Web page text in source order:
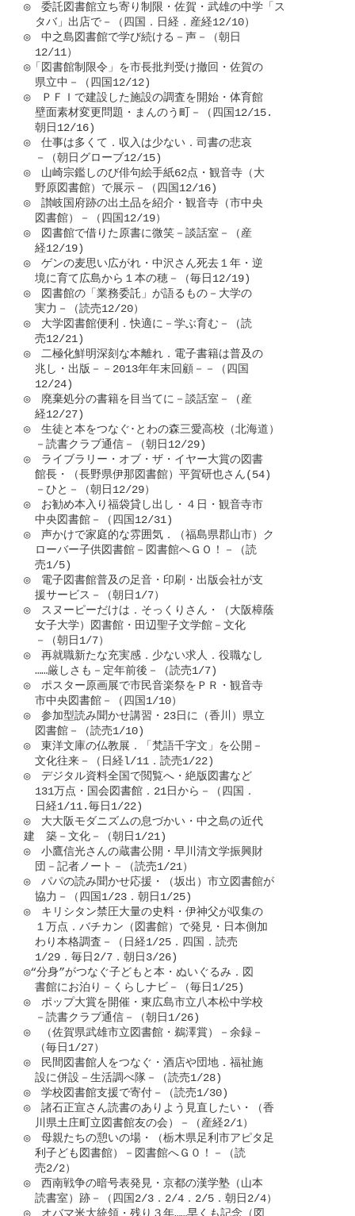
◎　委託図書館立ち寄り制限・佐賀・武雄の中学「ス
タバ」出店で－（四国．日経．産経12/10）
◎　中之島図書館で学び続ける－声－（朝日
12/11）
◎「図書館制限令」を市長批判受け撤回・佐賀の
県立中－（四国12/12)
◎　ＰＦＩで建設した施設の調査を開始・体育館
壁面素材変更問題・まんのう町－（四国12/15.
朝日12/16)
◎　仕事は多くて．収入は少ない．司書の悲哀
－（朝日グローブ12/15)
◎　山崎宗鑑しのび俳句絵手紙62点・観音寺（大
野原図書館）で展示－（四国12/16)
◎　讃岐国府跡の出土品を紹介・観音寺（市中央
図書館）－（四国12/19）
◎　図書館で借りた原書に微笑－談話室－（産
経12/19)
◎　ゲンの麦思い広がれ・中沢さん死去１年・逆
境に育て広島から１本の穂－（毎日12/19)
◎　図書館の「業務委託」が語るもの－大学の
実力－（読売12/20）
◎　大学図書館便利．快適に－学ぶ育む－（読
売12/21)
◎　二極化鮮明深刻な本離れ．電子書籍は普及の
兆し・出版－－2013年年末回顧－－（四国
12/24)
◎　廃棄処分の書籍を目当てに－談話室－（産
経12/27)
◎　生徒と本をつなぐ･とわの森三愛高校（北海道）
－読書クラブ通信－（朝日12/29)
◎　ライブラリー・オブ・ザ・イヤー大賞の図書
館長・（長野県伊那図書館）平賀研也さん(54)
－ひと－（朝日12/29）
◎　お勧め本入り福袋貸し出し・４日・観音寺市
中央図書館－（四国12/31)
◎　声かけで家庭的な雰囲気．（福島県郡山市）ク
ローバー子供図書館－図書館へＧＯ！－（読
売1/5)
◎　電子図書館普及の足音・印刷・出版会社が支
援サービス－（朝日1/7）
◎　スヌーピーだけは．そっくりさん・（大阪樟蔭
女子大学）図書館・田辺聖子文学館－文化
－（朝日1/7）
◎　再就職新たな充実感．少ない求人．役職なし
……厳しさも－定年前後－（読売1/7)
◎　ポスター原画展で市民音楽祭をＰＲ・観音寺
市中央図書館－（四国1/10）
◎　参加型読み聞かせ講習・23日に（香川）県立
図書館－（読売1/10)
◎　東洋文庫の仏教展．「梵語千字文」を公開－
文化往来－（日経l/11．読売1/22)
◎　デジタル資料全国で閲覧へ・絶版図書など
131万点・国会図書館．21日から－（四国．
日経1/11.毎日1/22)
◎　大大阪モダニズムの息づかい・中之島の近代
建　築－文化－（朝日1/21)
◎　小鷹信光さんの蔵書公開・早川清文学振興財
団－記者ノート－（読売1/21）
◎　パパの読み聞かせ応援・（坂出）市立図書館が
協力－（四国1/23．朝日1/25)
◎　キリシタン禁圧大量の史料・伊神父が収集の
１万点．バチカン（図書館）で発見・日本側加
わり本格調査－（日経1/25．四国．読売
1/29．毎日2/7．朝日3/26)
◎“分身”がつなぐ子どもと本・ぬいぐるみ．図
書館にお泊り－くらしナビ－（毎日1/25)
◎　ポップ大賞を開催・東広島市立八本松中学校
－読書クラブ通信－（朝日1/26)
◎　（佐賀県武雄市立図書館・鵜澤賞）－余録－
（毎日1/27）
◎　民間図書館人をつなぐ・酒店や団地．福祉施
設に併設－生活調べ隊－（読売1/28)
◎　学校図書館支援で寄付－（読売1/30)
◎　諸石正宣さん読書のありよう見直したい・（香
川県土庄町立図書館友の会）－（産経2/1）
◎　母親たちの憩いの場・（栃木県足利市アピタ足
利子ども図書館）－図書館へＧ０！－（読
売2/2）
◎　西南戦争の暗号表発見・京都の漢学塾（山本
読書室）跡－（四国2/3．2/4．2/5．朝日2/4）